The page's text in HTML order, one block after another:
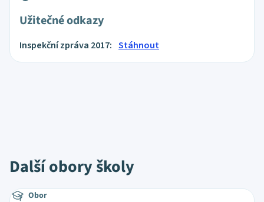
Užitečné odkazy
Inspekční zpráva 2017: Stáhnout
Další obory školy
Obor